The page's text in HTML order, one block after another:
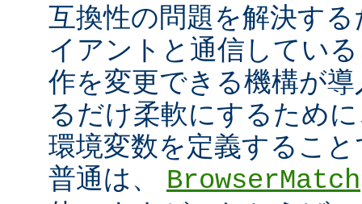
互換性の問題を解決す
イアントと通信してい
作を変更できる機構が
るだけ柔軟にするため
環境変数を定義するこ
普通は、 BrowserMatch